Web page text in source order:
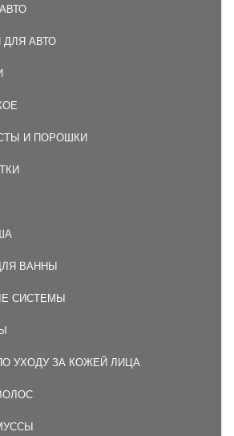
ДЛЯ АВТО
И ПОРОШКИ
ВАННЫ
СИСТЕМЫ
УХОДУ ЗА КОЖЕЙ ЛИЦА